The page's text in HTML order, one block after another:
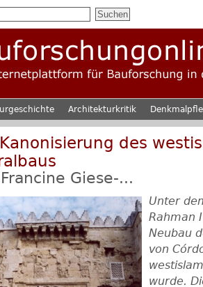
Architekturkritik
des
Francine Giese-...
Unter
Rahman
Neubau
von
wurde.